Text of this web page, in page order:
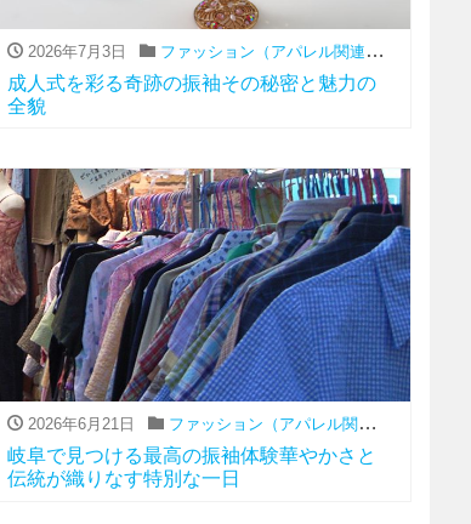
振袖 2026年7月3日 ファッション（アパレル関連） ,
成人式を彩る奇跡の振袖その秘密と魅力の
全貌
振袖2026年6月21日 ファッション（アパレル関連）
岐阜で見つける最高の振袖体験華やかさと
伝統が織りなす特別な一日